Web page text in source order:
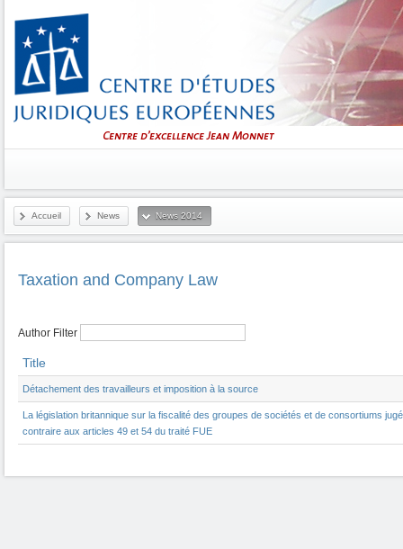
Accueil News News 2014
Taxation and Company Law
Author Filter
Title
Détachement des travailleurs et imposition à la source
La législation britannique sur la fiscalité des groupes de sociétés et de consortiums
contraire aux articles 49 et 54 du traité FUE